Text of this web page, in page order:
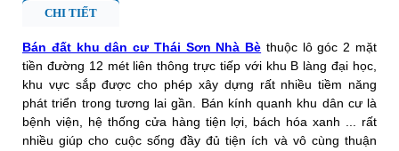
CHI TIẾT
Bán đất khu dân cư Thái Sơn Nhà Bè thuộc lô góc 2 mặt
tiền đường 12 mét liên thông trực tiếp với khu B làng đại học,
khu vực sắp được cho phép xây dựng rất nhiều tiềm năng
phát triển trong tương lai gần. Bán kính quanh khu dân cư là
bệnh viện, hệ thống cửa hàng tiện lợi, bách hóa xanh ... rất
nhiều giúp cho cuộc sống đầy đủ tiện ích và vô cùng thuận